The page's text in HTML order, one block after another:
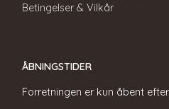
Betingelser & Vilkår
ÅBNINGSTIDER
Forretningen er kun åbent